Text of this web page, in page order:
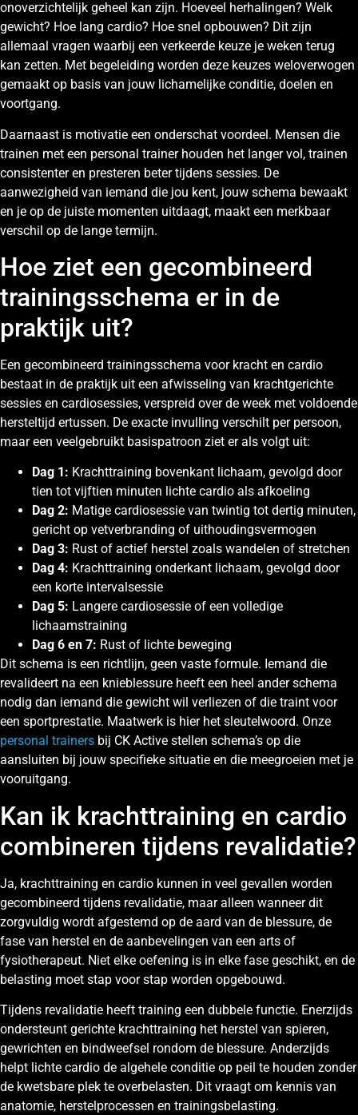
onoverzichtelijk geheel kan zijn. Hoeveel herhalingen? Welk
gewicht? Hoe lang cardio? Hoe snel opbouwen? Dit zijn
allemaal vragen waarbij een verkeerde keuze je weken terug
kan zetten. Met begeleiding worden deze keuzes weloverwogen
gemaakt op basis van jouw lichamelijke conditie, doelen en
voortgang.
Daarnaast is motivatie een onderschat voordeel. Mensen die
trainen met een personal trainer houden het langer vol, trainen
consistenter en presteren beter tijdens sessies. De
aanwezigheid van iemand die jou kent, jouw schema bewaakt
en je op de juiste momenten uitdaagt, maakt een merkbaar
verschil op de lange termijn.
Hoe ziet een gecombineerd
trainingsschema er in de
praktijk uit?
Een gecombineerd trainingsschema voor kracht en cardio
bestaat in de praktijk uit een afwisseling van krachtgerichte
sessies en cardiosessies, verspreid over de week met voldoende
hersteltijd ertussen. De exacte invulling verschilt per persoon,
maar een veelgebruikt basispatroon ziet er als volgt uit:
Dag 1: Krachttraining bovenkant lichaam, gevolgd door
tien tot vijftien minuten lichte cardio als afkoeling
Dag 2: Matige cardiosessie van twintig tot dertig minuten,
gericht op vetverbranding of uithoudingsvermogen
Dag 3: Rust of actief herstel zoals wandelen of stretchen
Dag 4: Krachttraining onderkant lichaam, gevolgd door
een korte intervalsessie
Dag 5: Langere cardiosessie of een volledige
lichaamstraining
Dag 6 en 7: Rust of lichte beweging
Dit schema is een richtlijn, geen vaste formule. Iemand die
revalideert na een knieblessure heeft een heel ander schema
nodig dan iemand die gewicht wil verliezen of die traint voor
een sportprestatie. Maatwerk is hier het sleutelwoord. Onze
personal trainers bij CK Active stellen schema’s op die
aansluiten bij jouw specifieke situatie en die meegroeien met je
vooruitgang.
Kan ik krachttraining en cardio
combineren tijdens revalidatie?
Ja, krachttraining en cardio kunnen in veel gevallen worden
gecombineerd tijdens revalidatie, maar alleen wanneer dit
zorgvuldig wordt afgestemd op de aard van de blessure, de
fase van herstel en de aanbevelingen van een arts of
fysiotherapeut. Niet elke oefening is in elke fase geschikt, en de
belasting moet stap voor stap worden opgebouwd.
Tijdens revalidatie heeft training een dubbele functie. Enerzijds
ondersteunt gerichte krachttraining het herstel van spieren,
gewrichten en bindweefsel rondom de blessure. Anderzijds
helpt lichte cardio de algehele conditie op peil te houden zonder
de kwetsbare plek te overbelasten. Dit vraagt om kennis van
anatomie, herstelprocessen en trainingsbelasting.